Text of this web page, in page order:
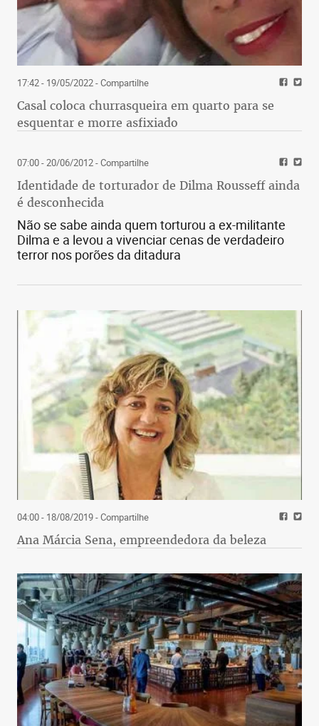
17:42 - 19/05/2022- Compartilhe
Casal coloca churrasqueira em quarto para se
esquentar e morre asfixiado
07:00 - 20/06/2012- Compartilhe
Identidade de torturador de Dilma Rousseff ainda
é desconhecida
Não se sabe ainda quem torturou a ex-militante
Dilma e a levou a vivenciar cenas de verdadeiro
terror nos porões da ditadura
04:00 - 18/08/2019- Compartilhe
Ana Márcia Sena, empreendedora da beleza